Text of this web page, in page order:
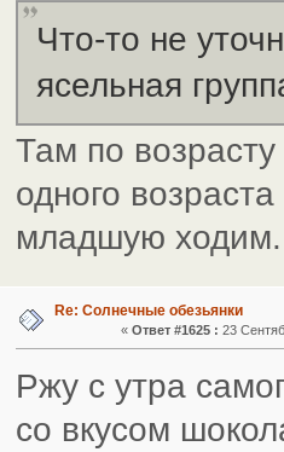
Что-то не
ясельная
Там по
одного
младшую ходим.
Re: Солнечные обезьянки
«Ответ #1625 : 23
Ржу с утра
со вкусом